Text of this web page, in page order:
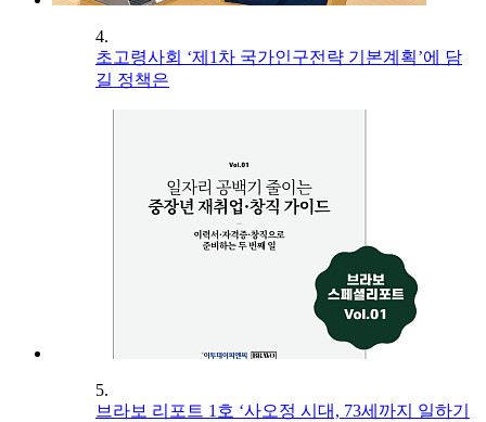
4.
초고령사회 ‘제1차 국가인구전략 기본계획’에 담
길 정책은
5.
브라보 리포트 1호 ‘사오정 시대, 73세까지 일하기